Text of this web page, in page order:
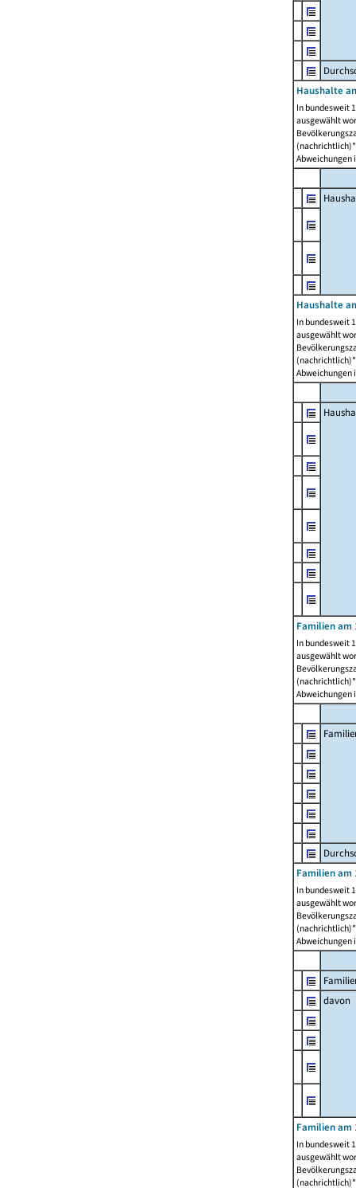
Haushalte
In bundesweit
ausgewählt
Abweichungen
Haushalte
In bundesweit
ausgewählt
Abweichungen
Familien am
In bundesweit
ausgewählt
Abweichungen
Familien am
In bundesweit
ausgewählt
Abweichungen
davon
Familien am
In bundesweit
ausgewählt